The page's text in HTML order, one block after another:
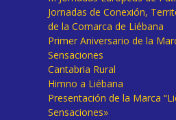
Jornadas de Conexión,
de la Comarca de Liébana
Primer Aniversario de la
Sensaciones
Cantabria Rural
Himno a Liébana
Presentación de la Marca
Sensaciones»